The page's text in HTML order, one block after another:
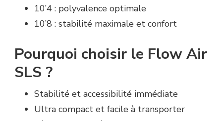
10’4 : polyvalence optimale
10’8 : stabilité maximale et confort
Pourquoi choisir le Flow Air
SLS ?
Stabilité et accessibilité immédiate
Ultra compact et facile à transporter